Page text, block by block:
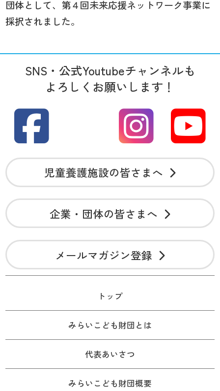
団体として、第４回未来応援ネットワーク事業に
採択されました。
SNS・公式Youtubeチャンネルも
よろしくお願いします！
児童養護施設の皆さまへ
企業・団体の皆さまへ
メールマガジン登録
トップ
みらいこども財団とは
代表あいさつ
みらいこども財団概要